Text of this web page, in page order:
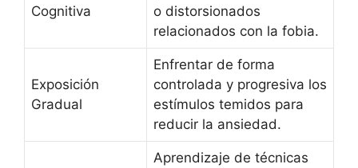
Cognitiva
o distorsionados
relacionados con la fobia.
Exposición
Gradual
Enfrentar de forma
controlada y progresiva los
estímulos temidos para
reducir la ansiedad.
Aprendizaje de técnicas